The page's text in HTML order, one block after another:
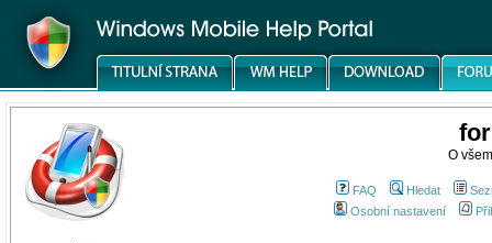
O
FAQ Hledat
Osobní nastavení